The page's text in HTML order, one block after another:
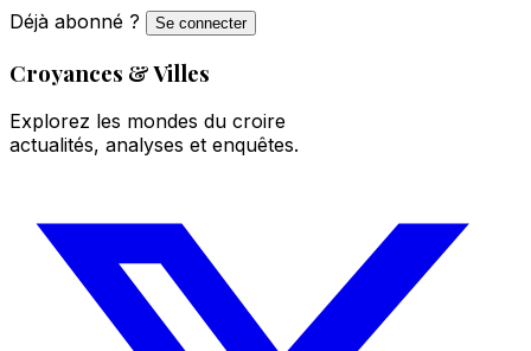
Déjà abonné ?
Se connecter
Croyances & Villes
Explorez les mondes du croire
actualités, analyses et enquêtes.